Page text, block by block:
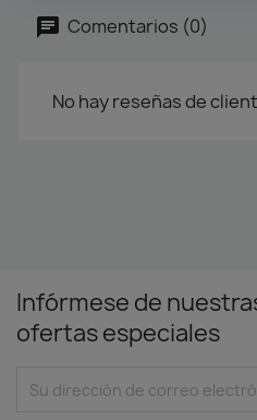
Comentarios (0)
No hay reseñas de
Infórmese de
ofertas especiales